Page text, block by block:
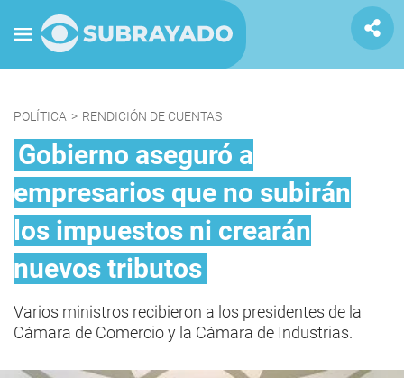
POLÍTICA > RENDICIÓN DE CUENTAS
Gobierno aseguró a
empresarios que no subirán
los impuestos ni crearán
nuevos tributos
Varios ministros recibieron a los presidentes de la
Cámara de Comercio y la Cámara de Industrias.